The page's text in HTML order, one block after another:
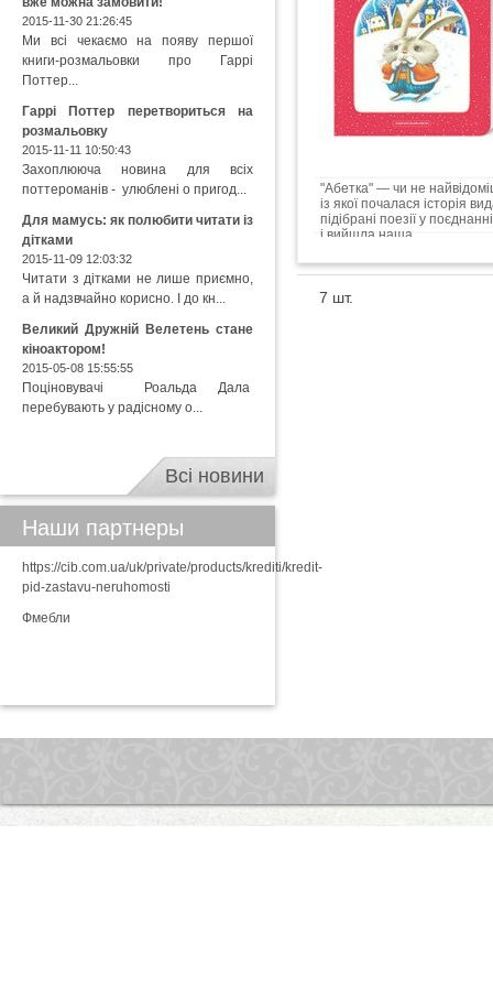
"Абетка" — чи не
із якої почалася історія
підібрані поезії у
і вийшла наша...
7 шт.
2015-11-30 21:26:45
Ми всі чекаємо на появу першої
книги-розмальовки про Гаррі
Поттер...
Гаррі Поттер перетвориться на
розмальовку
2015-11-11 10:50:43
Захоплююча новина для всіх
поттероманів - улюблені о пригод...
Для мамусь: як полюбити читати із
дітками
2015-11-09 12:03:32
Читати з дітками не лише приємно,
а й надзвчайно корисно. І до кн...
Великий Дружній Велетень стане
кіноактором!
2015-05-08 15:55:55
Поціновувачі Роальда Дала
перебувають у радісному о...
Всі новини
Наши партнеры
https://cib.com.ua/uk/private/products/krediti/kredit-
pid-zastavu-neruhomosti
Фмебли